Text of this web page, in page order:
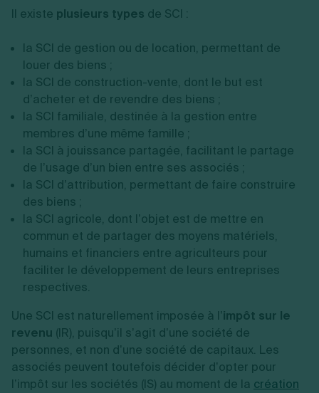
Il existe plusieurs types de SCI :
la SCI de gestion ou de location, permettant de
louer des biens ;
la SCI de construction-vente, dont le but est
d’acheter et de revendre des biens ;
la SCI familiale, destinée à la gestion entre
membres d’une même famille ;
la SCI à jouissance partagée, facilitant le partage
de l’usage d’un bien entre ses associés ;
la SCI d’attribution, permettant de faire construire
des biens ;
la SCI agricole, dont l’objet est de mettre en
commun et de partager des moyens matériels,
humains et financiers entre agriculteurs pour
faciliter le développement de leurs entreprises
respectives.
Une SCI est naturellement imposée à l’impôt sur le
revenu (IR), puisqu’il s’agit d’une société de
personnes, et non d’une société de capitaux. Les
associés peuvent toutefois décider d’opter pour
l’impôt sur les sociétés (IS) au moment de la création